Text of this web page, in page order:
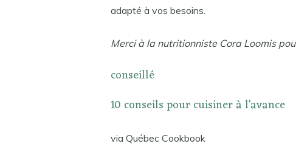
adapté à vos besoins.
Merci à la nutritionniste Cora Loomis
conseillé
10 conseils pour cuisiner à l’avance
via Québec Cookbook